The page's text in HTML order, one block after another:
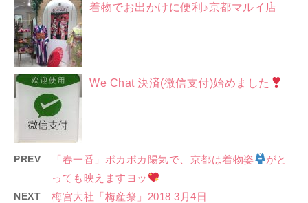
着物でお出かけに便利♪京都マルイ店
We Chat 決済(微信支付)始めました
PREV 「春一番」ポカポカ陽気で、京都は着物姿
がと
っても映えますヨッ
NEXT 梅宮大社「梅産祭」2018 3月4日